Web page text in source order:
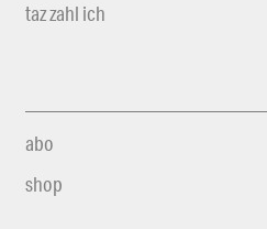
taz zahl ich
abo
shop